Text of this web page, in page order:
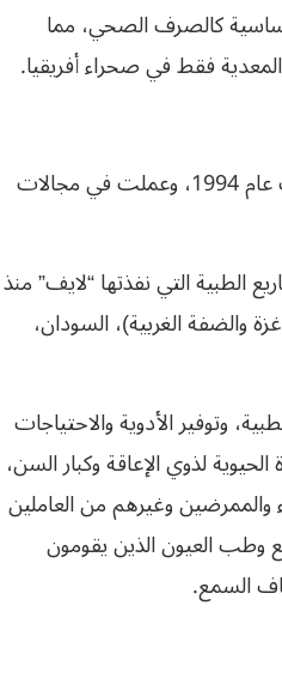
صحية أساسية كالصرف الصحي، مما
تأسست عام 1994، وعملت في مجالات
الطبية التي نفذتها “لايف” منذ
(غزة والضفة الغربية)، السودان،
وتوفير الأدوية والاحتياجات
لذوي الإعاقة وكبار السن،
وغيرهم من العاملين
وطب العيون الذين يقومون
السمع.